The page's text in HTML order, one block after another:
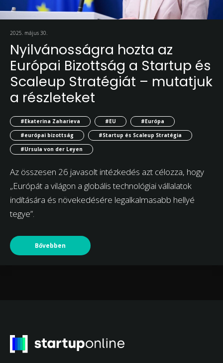
2025. május 30.
Nyilvánosságra hozta az
Európai Bizottság a Startup és
Scaleup Stratégiát – mutatjuk
a részleteket
#Ekaterina Zaharieva #EU
#Európa
#európai bizottság
#Startup és Scaleup Stratégia
#Ursula von der Leyen
Az összesen 26 javasolt intézkedés azt célozza, hogy
„Európát a világon a globális technológiai vállalatok
indítására és növekedésére legalkalmasabb hellyé
tegye”.
Bővebben